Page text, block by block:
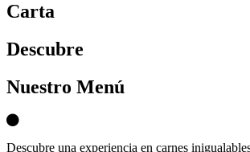
Carta
Descubre
Nuestro Menú
Descubre una experiencia en carnes